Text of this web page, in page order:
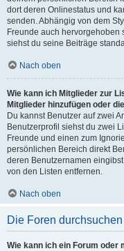
dort deren Onlinestatus und
senden. Abhängig von dem
Freunde auch hervorgehoben
siehst du seine Beiträge
Nach oben
Wie kann ich Mitglieder zur
Mitglieder hinzufügen oder
Du kannst Benutzer auf zwei
Benutzerprofil siehst du zwei
Freunde und einen zum
persönlichen Bereich direkt
deren Benutzernamen
von den Listen entfernen.
Nach oben
Die Foren durchsuchen
Wie kann ich ein Forum oder